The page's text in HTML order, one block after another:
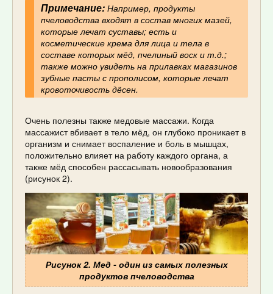
Примечание:Например, продукты
пчеловодства входят в состав многих мазей,
которые лечат суставы; есть и
косметические крема для лица и тела в
составе которых мёд, пчелиный воск и т.д.;
также можно увидеть на прилавках магазинов
зубные пасты с прополисом, которые лечат
кровоточивость дёсен.
Очень полезны также медовые массажи. Когда
массажист вбивает в тело мёд, он глубоко проникает в
организм и снимает воспаление и боль в мышцах,
положительно влияет на работу каждого органа, а
также мёд способен рассасывать новообразования
(рисунок 2).
Рисунок 2. Мед - один из самых полезных
продуктов пчеловодства